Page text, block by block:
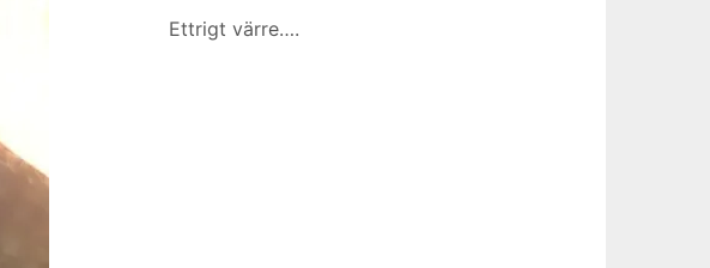
Ettrigt värre….